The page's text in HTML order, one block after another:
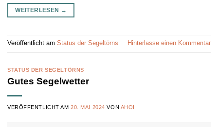
WEITERLESEN →
Veröffentlicht am Status der Segeltörns Hinterlasse einen Kommentar
STATUS DER SEGELTÖRNS
Gutes Segelwetter
VERÖFFENTLICHT AM20. MAI 2024 VON AHOI